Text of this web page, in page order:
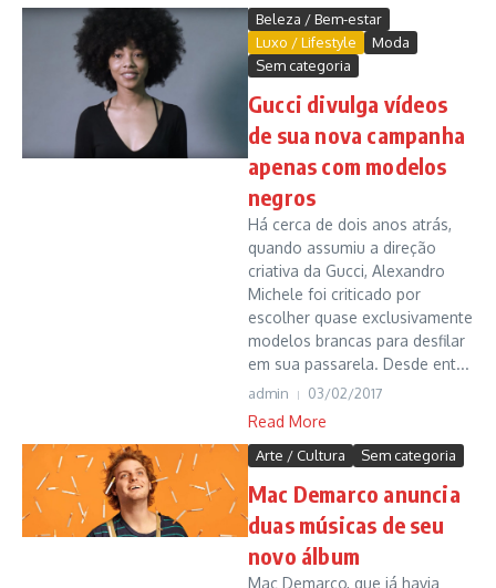
Beleza / Bem-estar
Luxo / Lifestyle
Moda
Sem categoria
Gucci divulga vídeos
de sua nova campanha
apenas com modelos
negros
Há cerca de dois anos atrás,
quando assumiu a direção
criativa da Gucci, Alexandro
Michele foi criticado por
escolher quase exclusivamente
modelos brancas para desfilar
em sua passarela. Desde ent...
admin 03/02/2017
Read More
Arte / Cultura Sem categoria
Mac Demarco anuncia
duas músicas de seu
novo álbum
Mac Demarco, que já havia